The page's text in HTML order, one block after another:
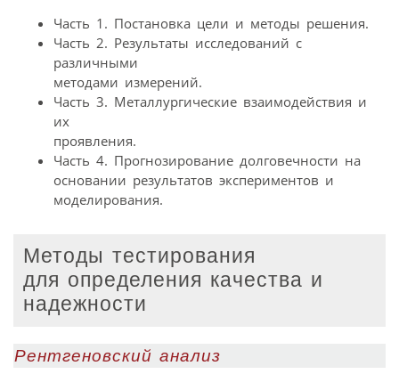
Часть 1. Постановка цели и методы решения.
Часть 2. Результаты исследований с
различными
методами измерений.
Часть 3. Металлургические взаимодействия и
их
проявления.
Часть 4. Прогнозирование долговечности на
основании результатов экспериментов и
моделирования.
Методы тестирования
для определения качества и
надежности
Рентгеновский анализ